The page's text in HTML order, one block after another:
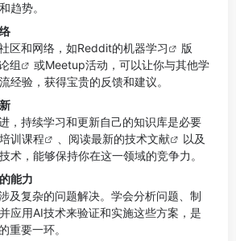
趋势。
区和网络，如Reddit的机器学习
版
组
或Meetup活动，可以让你与其他学
经验，获得宝贵的反馈和建议。
，持续学习和更新自己的知识库是必要
培训课程 、阅读最新的技术文献
以及
术，能够保持你在这一领域的竞争力。
能力
及复杂的问题解决。学会分析问题、制
应用AI技术来验证和实施这些方案，是
重要一环。